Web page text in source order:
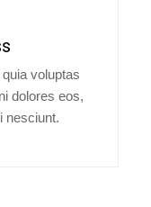
voluptas
dolores eos,
nesciunt.